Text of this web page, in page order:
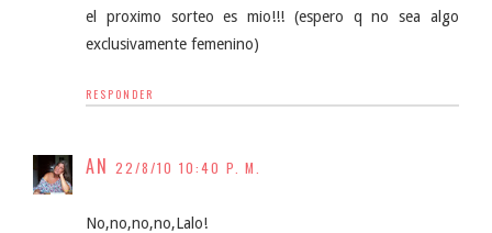
el proximo sorteo es mio!!! (espero q no sea algo
exclusivamente femenino)
RESPONDER
AN 22/8/10 10:40 P. M.
No,no,no,no,Lalo!